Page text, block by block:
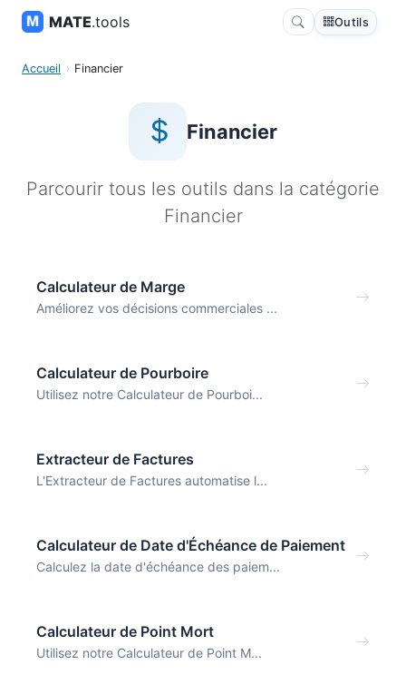
MATE.tools Outils
Accueil Financier
Financier
Parcourir tous les outils dans la catégorie
Financier
Calculateur de Marge
Améliorez vos décisions commerciales ...
Calculateur de Pourboire
Utilisez notre Calculateur de Pourboi...
Extracteur de Factures
L'Extracteur de Factures automatise l...
Calculateur de Date d'Échéance de Paiement
Calculez la date d'échéance des paiem...
Calculateur de Point Mort
Utilisez notre Calculateur de Point M...